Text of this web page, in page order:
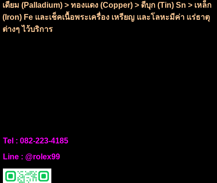
เดียม (Palladium) > ทองแดง (Copper) > ดีบุก (Tin) Sn > เหล็ก
(Iron) Fe และเช็คเนื้อพระเครื่อง เหรียญ และโลหะมีค่า แร่ธาตุ
ต่างๆ ไว้บริการ
Tel : 082-223-4185
Line : @rolex99